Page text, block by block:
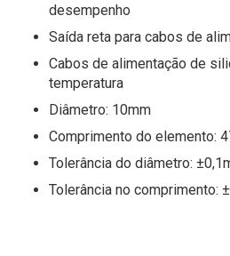
desempenho
Saída reta para cabos de
Cabos de alimentação de
temperatura
Diâmetro: 10mm
Comprimento do elemento:
Tolerância do diâmetro:
Tolerância no comprimento: